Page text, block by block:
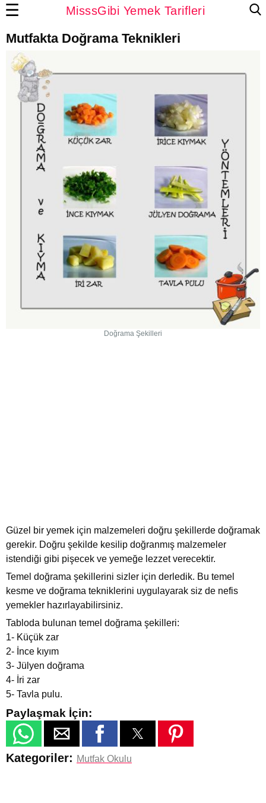
MisssGibi Yemek Tarifleri
☰
Mutfakta Doğrama Teknikleri
Doğrama Şekilleri
Güzel bir yemek için malzemeleri doğru şekillerde doğramak
gerekir. Doğru şekilde kesilip doğranmış malzemeler
istendiği gibi pişecek ve yemeğe lezzet verecektir.
Temel doğrama şekillerini sizler için derledik. Bu temel
kesme ve doğrama tekniklerini uygulayarak siz de nefis
yemekler hazırlayabilirsiniz.
Tabloda bulunan temel doğrama şekilleri:
1- Küçük zar
2- İnce kıyım
3- Jülyen doğrama
4- İri zar
5- Tavla pulu.
Paylaşmak İçin:
Kategoriler: Mutfak Okulu